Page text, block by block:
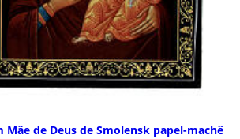
Mãe de Deus de Smolensk papel-machê